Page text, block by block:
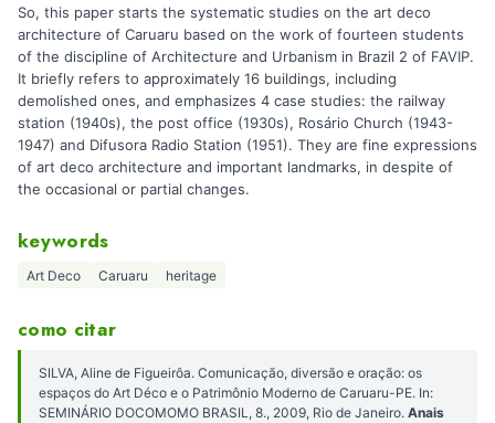
So, this paper starts the systematic studies on the art deco
architecture of Caruaru based on the work of fourteen students
of the discipline of Architecture and Urbanism in Brazil 2 of FAVIP.
It briefly refers to approximately 16 buildings, including
demolished ones, and emphasizes 4 case studies: the railway
station (1940s), the post office (1930s), Rosário Church (1943-
1947) and Difusora Radio Station (1951). They are fine expressions
of art deco architecture and important landmarks, in despite of
the occasional or partial changes.
keywords
Art Deco Caruaru heritage
como citar
SILVA, Aline de Figueirôa. Comunicação, diversão e oração: os
espaços do Art Déco e o Patrimônio Moderno de Caruaru-PE. In:
SEMINÁRIO DOCOMOMO BRASIL, 8., 2009, Rio de Janeiro. Anais